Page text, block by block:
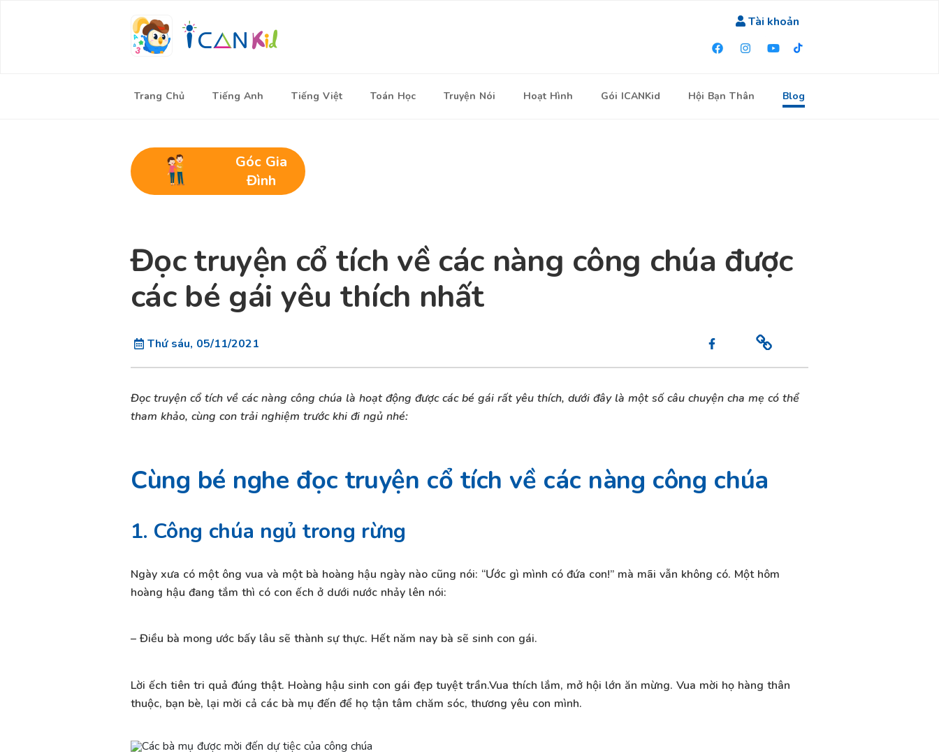
Tài khoản
Trang Chủ Tiếng Anh Tiếng Việt Toán Học Truyện Nói Hoạt Hình Gói ICANKid Hội Bạn Thân Blog
Góc Gia
Đình
Đọc truyện cổ tích về các nàng công chúa được
các bé gái yêu thích nhất
Thứ sáu, 05/11/2021
Đọc truyện cổ tích về các nàng công chúa là hoạt động được các bé gái rất yêu thích, dưới đây là một số câu chuyện cha mẹ có thể
tham khảo, cùng con trải nghiệm trước khi đi ngủ nhé:
Cùng bé nghe đọc truyện cổ tích về các nàng công chúa
1. Công chúa ngủ trong rừng
Ngày xưa có một ông vua và một bà hoàng hậu ngày nào cũng nói: “Ước gì mình có đứa con!” mà mãi vẫn không có. Một hôm
hoàng hậu đang tắm thì có con ếch ở dưới nước nhảy lên nói:
– Điều bà mong ước bấy lâu sẽ thành sự thực. Hết năm nay bà sẽ sinh con gái.
Lời ếch tiên tri quả đúng thật. Hoàng hậu sinh con gái đẹp tuyệt trần.Vua thích lắm, mở hội lớn ăn mừng. Vua mời họ hàng thân
thuộc, bạn bè, lại mời cả các bà mụ đến để họ tận tâm chăm sóc, thương yêu con mình.